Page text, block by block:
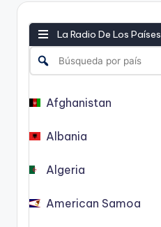
La Radio De Los Países
Afghanistan
Albania
Algeria
American Samoa